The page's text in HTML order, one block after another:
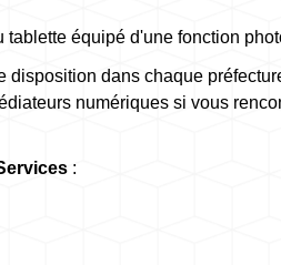
équipé d'une fonction
dans chaque
numériques si vous
: